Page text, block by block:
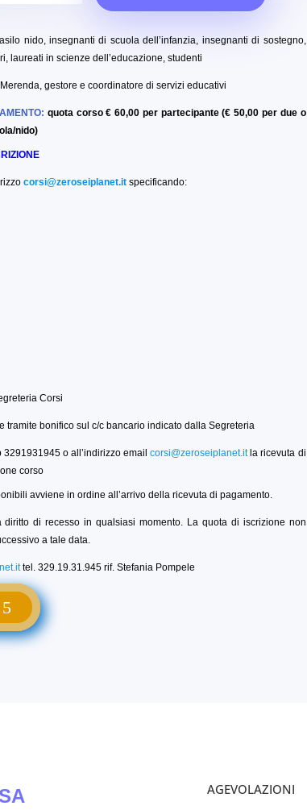
nido, insegnanti di scuola dell’infanzia, insegnanti di sostegno,
laureati in scienze dell’educazione, studenti
gestore e coordinatore di servizi educativi
quota corso € 60,00 per partecipante (€ 50,00 per due o
nido)
corsi@zeroseiplanet.itspecificando:
Corsi
tramite bonifico sul c/c bancario indicato dalla Segreteria
3291931945 o all’indirizzo emailcorsi@zeroseiplanet.itla ricevuta di
corso
avviene in ordine all’arrivo della ricevuta di pagamento.
diritto di recesso in qualsiasi momento. La quota di iscrizione non
a tale data.
tel. 329.19.31.945 rif. Stefania Pompele
AGEVOLAZIONI